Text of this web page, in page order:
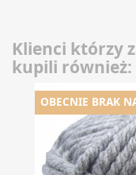
Klienci którzy
kupili również:
OBECNIE BRAK